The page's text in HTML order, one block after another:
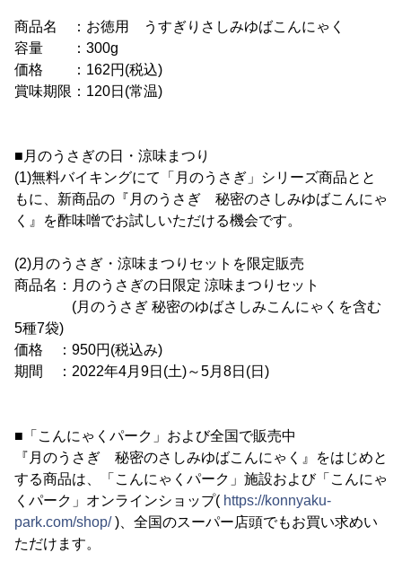
商品名 ：お徳用 うすぎりさしみゆばこんにゃく
容量 ：300g
価格 ：162円(税込)
賞味期限：120日(常温)
■月のうさぎの日・涼味まつり
(1)無料バイキングにて「月のうさぎ」シリーズ商品とと
もに、新商品の『月のうさぎ 秘密のさしみゆばこんにゃ
く』を酢味噌でお試しいただける機会です。
(2)月のうさぎ・涼味まつりセットを限定販売
商品名：月のうさぎの日限定 涼味まつりセット
(月のうさぎ 秘密のゆばさしみこんにゃくを含む
5種7袋)
価格 ：950円(税込み)
期間 ：2022年4月9日(土)～5月8日(日)
■「こんにゃくパーク」および全国で販売中
『月のうさぎ 秘密のさしみゆばこんにゃく』をはじめと
する商品は、「こんにゃくパーク」施設および「こんにゃ
くパーク」オンラインショップ( https://konnyaku-
park.com/shop/)、全国のスーパー店頭でもお買い求めい
ただけます。